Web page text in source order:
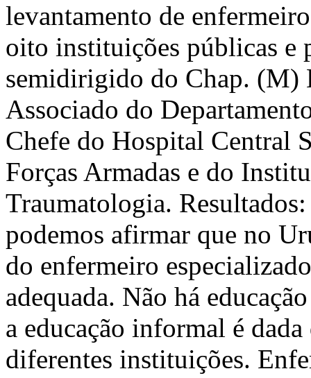
levantamento de
oito instituições públicas e
semidirigido do Chap. (M)
Associado do
Chefe do Hospital Central
Forças Armadas e do
Traumatologia.
podemos afirmar que no
do enfermeiro
adequada. Não há
a educação informal é
diferentes instituições.